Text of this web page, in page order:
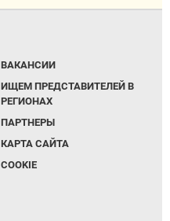
ВАКАНСИИ
ИЩЕМ ПРЕДСТАВИТЕЛЕЙ В
РЕГИОНАХ
ПАРТНЕРЫ
КАРТА САЙТА
COOKIE